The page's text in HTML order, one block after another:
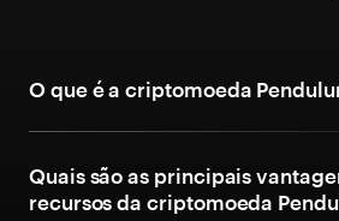
O que é a criptomoeda
Quais são as principais
recursos da criptomoeda